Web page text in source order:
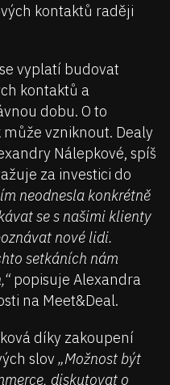
kontaktů raději
vyplatí budovat
kontaktů a
dobu. O to
vzniknout. Dealy
Nálepkové, spíš
za investici do
neodnesla konkrétně
se s našimi klienty
nové lidi.
setkáních nám
popisuje Alexandra
na Meet&Deal.
díky zakoupení
slov „Možnost být
diskutovat o